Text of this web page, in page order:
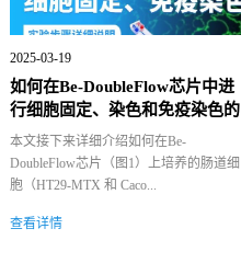
2025-03-19
如何在Be-DoubleFlow芯片中进
行细胞固定、染色和免疫染色的
详细...
本文接下来详细介绍如何在Be-
DoubleFlow芯片（图1）上培养的肠道细
胞（HT29-MTX 和 Caco...
查看详情